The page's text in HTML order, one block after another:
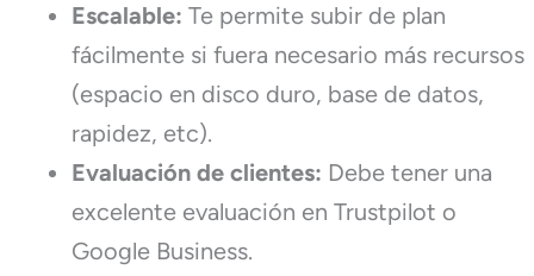
Escalable: Te permite subir de plan
fácilmente si fuera necesario más recursos
(espacio en disco duro, base de datos,
rapidez, etc).
Evaluación de clientes: Debe tener una
excelente evaluación en Trustpilot o
Google Business.